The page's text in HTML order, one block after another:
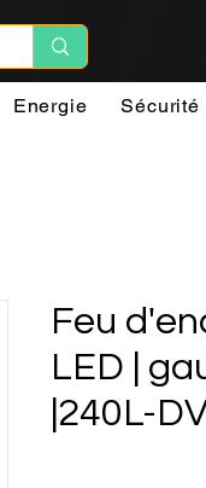
Energie Sécurité
Feu
LED |
|240L-